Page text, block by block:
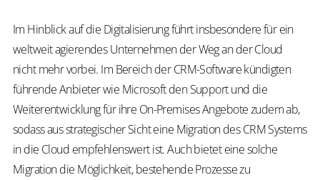
Im Hinblick auf die Digitalisierung führt insbesondere für ein
weltweit agierendes Unternehmen der Weg an der Cloud
nicht mehr vorbei. Im Bereich der CRM-Software kündigten
führende Anbieter wie Microsoft den Support und die
Weiterentwicklung für ihre On-Premises Angebote zudem ab,
sodass aus strategischer Sicht eine Migration des CRM Systems
in die Cloud empfehlenswert ist. Auch bietet eine solche
Migration die Möglichkeit, bestehende Prozesse zu